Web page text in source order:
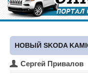
НОВЫЙ SKODA
Сергей Привалов